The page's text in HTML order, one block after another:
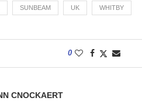
SUNBEAM UK WHITBY
0
CNOCKAERT